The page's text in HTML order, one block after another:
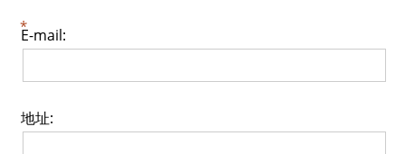
E-mail:
地址: